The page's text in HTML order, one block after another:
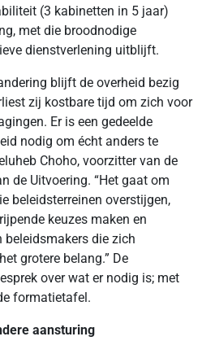
(3 kabinetten in 5 jaar)
met die broodnodige
dienstverlening uitblijft.
blijft de overheid bezig
zij kostbare tijd om zich voor
Er is een gedeelde
nodig om écht anders te
Choho, voorzitter van de
de Uitvoering. “Het gaat om
beleidsterreinen overstijgen,
keuzes maken en
beleidsmakers die zich
grotere belang.” De
over wat er nodig is; met
formatietafel.
aansturing